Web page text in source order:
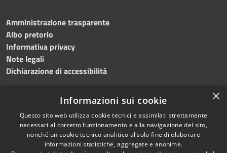
Amministrazione trasparente
Albo pretorio
Informativa privacy
Note legali
Dichiarazione di accessibilità
RSS
Accessibilità
Copyright © 2024 •
Comune diGrottaminarda
• Powered byMunicipium
×
Informazioni sui cookie
Questo sito web utilizza cookie tecnici e assimilati strettamente
necessari al corretto funzionamento e alla navigazione del sito,
nonché un cookie tecnico analitico al solo fine di elaborare
informazioni statistiche, aggregate e anonime.